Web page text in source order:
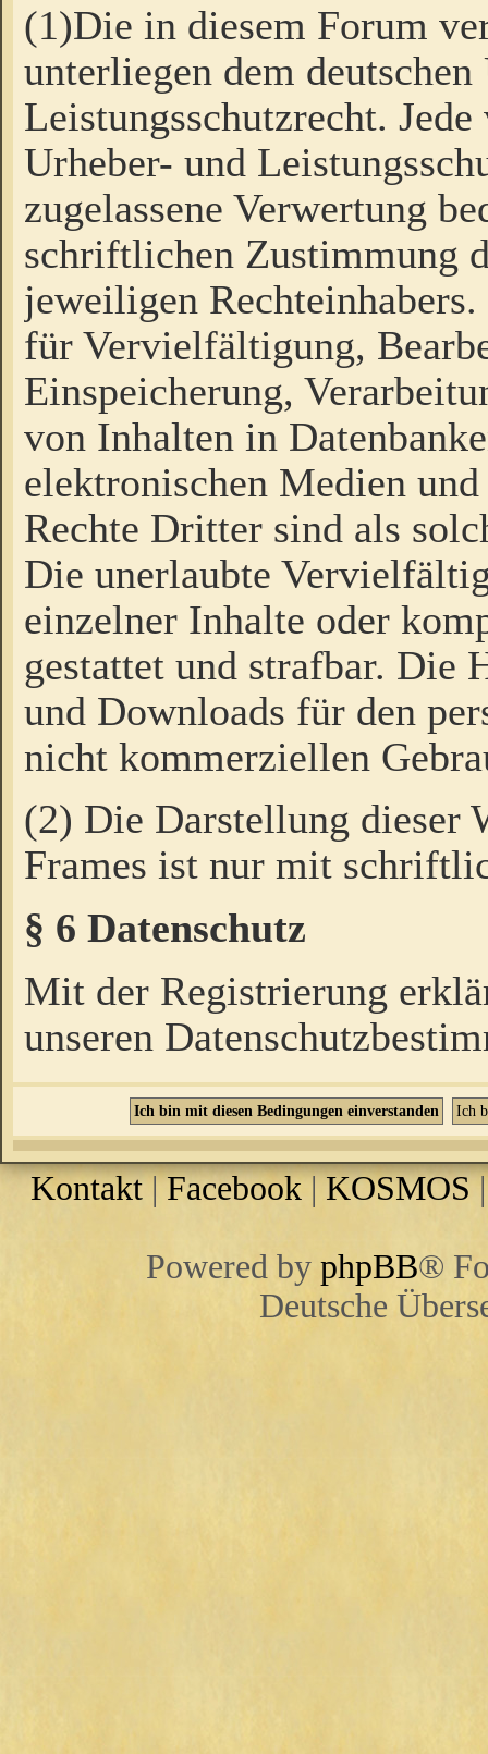
(1)Die in diesem Forum
unterliegen dem
Leistungsschutzrecht.
Urheber- und
zugelassene Verwertung
schriftlichen Zustimmung
jeweiligen
für Vervielfältigung,
Einspeicherung,
von Inhalten in
elektronischen Medien
Rechte Dritter sind als
Die unerlaubte
einzelner Inhalte oder
gestattet und strafbar. Die
und Downloads für den
nicht kommerziellen
(2) Die Darstellung dieser
Frames ist nur mit
§ 6 Datenschutz
Mit der Registrierung
unseren
Kontakt |Facebook | KOSMOS
Powered by phpBB®
Deutsche